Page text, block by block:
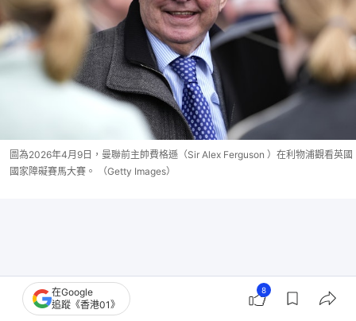
圖為2026年4月9日，曼聯前主帥費格遜（Sir Alex Ferguson ）在利物浦觀看英國
國家障礙賽馬大賽。 （Getty Images）
在Google
追蹤《香港01》
8